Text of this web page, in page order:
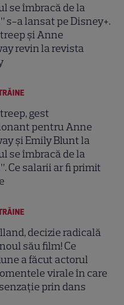
se îmbracă de la
s-a lansat pe Disney+.
și Anne
revin la revista
gest
pentru Anne
și Emily Blunt la
se îmbracă de la
Ce salarii ar fi primit
decizie radicală
său film! Ce
a făcut actorul
virale în care
prin dans